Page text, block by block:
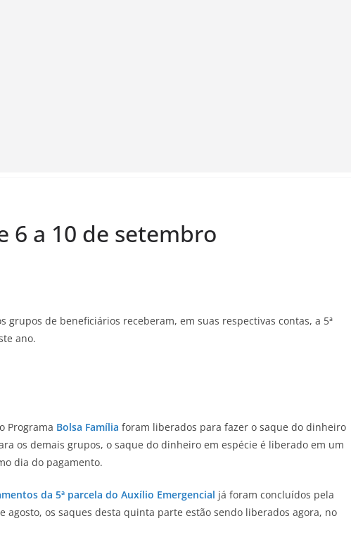
6 a 10 de setembro
grupos de beneficiários receberam, em suas respectivas contas, a 5ª
ano.
Programa Bolsa Família foram liberados para fazer o saque do dinheiro
os demais grupos, o saque do dinheiro em espécie é liberado em um
dia do pagamento.
da 5ª parcela do Auxílio Emergencial já foram concluídos pela
agosto, os saques desta quinta parte estão sendo liberados agora, no